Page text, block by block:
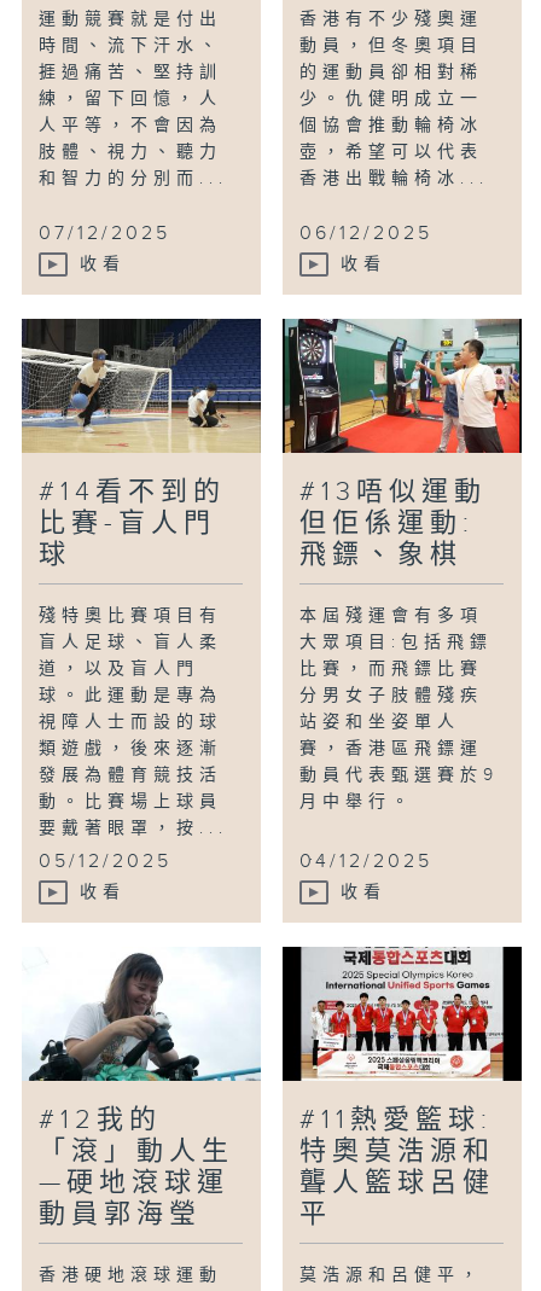
運動競賽就是付出
時間、流下汗水、
捱過痛苦、堅持訓
練，留下回憶，人
人平等，不會因為
肢體、視力、聽力
和智力的分別而...
07/12/2025
收看
香港有不少殘奧運
動員，但冬奧項目
的運動員卻相對稀
少。仇健明成立一
個協會推動輪椅冰
壺，希望可以代表
香港出戰輪椅冰...
06/12/2025
收看
#14看不到的
比賽-盲人門
球
殘特奧比賽項目有
盲人足球、盲人柔
道，以及盲人門
球。此運動是專為
視障人士而設的球
類遊戲，後來逐漸
發展為體育競技活
動。比賽場上球員
要戴著眼罩，按...
05/12/2025
收看
#13唔似運動
但佢係運動:
飛鏢、象棋
本屆殘運會有多項
大眾項目:包括飛鏢
比賽，而飛鏢比賽
分男女子肢體殘疾
站姿和坐姿單人
賽，香港區飛鏢運
動員代表甄選賽於9
月中舉行。
...
04/12/2025
收看
#12我的
「滾」動人生
—硬地滾球運
動員郭海瑩
香港硬地滾球運動
#11熱愛籃球:
特奧莫浩源和
聾人籃球呂健
平
莫浩源和呂健平，